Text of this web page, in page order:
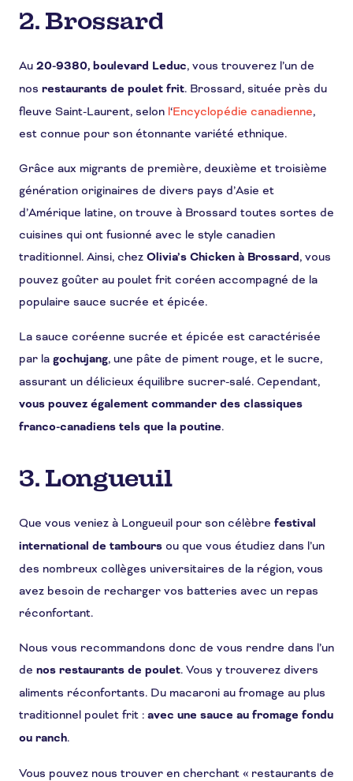
2. Brossard
Au 20-9380, boulevard Leduc, vous trouverez l’un de
nos restaurants de poulet frit. Brossard, située près du
fleuve Saint-Laurent, selon l‘Encyclopédie canadienne,
est connue pour son étonnante variété ethnique.
Grâce aux migrants de première, deuxième et troisième
génération originaires de divers pays d’Asie et
d’Amérique latine, on trouve à Brossard toutes sortes de
cuisines qui ont fusionné avec le style canadien
traditionnel. Ainsi, chez Olivia’s Chicken à Brossard, vous
pouvez goûter au poulet frit coréen accompagné de la
populaire sauce sucrée et épicée.
La sauce coréenne sucrée et épicée est caractérisée
par la gochujang, une pâte de piment rouge, et le sucre,
assurant un délicieux équilibre sucrer-salé. Cependant,
vous pouvez également commander des classiques
franco-canadiens tels que la poutine.
3. Longueuil
Que vous veniez à Longueuil pour son célèbre festival
international de tambours ou que vous étudiez dans l’un
des nombreux collèges universitaires de la région, vous
avez besoin de recharger vos batteries avec un repas
réconfortant.
Nous vous recommandons donc de vous rendre dans l’un
de nos restaurants de poulet. Vous y trouverez divers
aliments réconfortants. Du macaroni au fromage au plus
traditionnel poulet frit : avec une sauce au fromage fondu
ou ranch.
Vous pouvez nous trouver en cherchant « restaurants de